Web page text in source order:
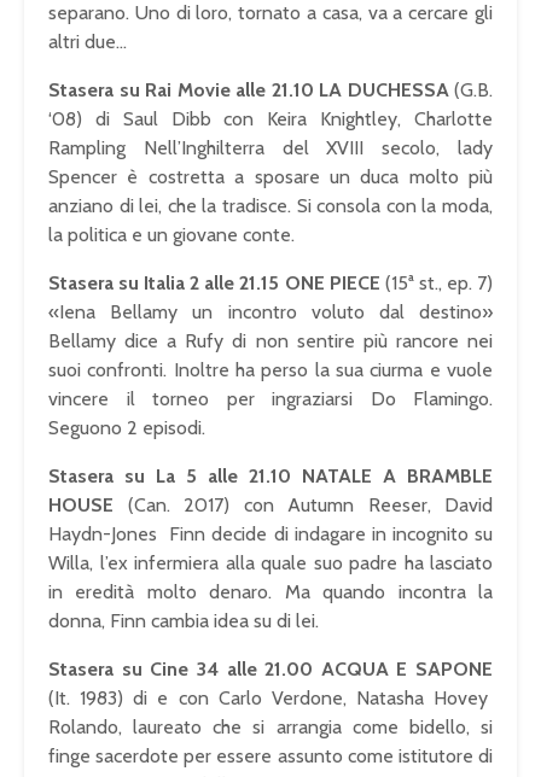
separano. Uno di loro, tornato a casa, va a cercare gli
altri due…
Stasera su Rai Movie alle 21.10 LA DUCHESSA(G.B.
‘08) di Saul Dibb con Keira Knightley, Charlotte
Rampling Nell’Inghilterra del XVIII secolo, lady
Spencer è costretta a sposare un duca molto più
anziano di lei, che la tradisce. Si consola con la moda,
la politica e un giovane conte.
Stasera su Italia 2 alle 21.15 ONE PIECE (15ª st., ep. 7)
«Iena Bellamy un incontro voluto dal destino»
Bellamy dice a Rufy di non sentire più rancore nei
suoi confronti. Inoltre ha perso la sua ciurma e vuole
vincere il torneo per ingraziarsi Do Flamingo.
Seguono 2 episodi.
Stasera su La 5 alle 21.10 NATALE A BRAMBLE
HOUSE (Can. 2017) con Autumn Reeser, David
Haydn-Jones Finn decide di indagare in incognito su
Willa, l’ex infermiera alla quale suo padre ha lasciato
in eredità molto denaro. Ma quando incontra la
donna, Finn cambia idea su di lei.
Stasera su Cine 34 alle 21.00 ACQUA E SAPONE
(It. 1983) di e con Carlo Verdone, Natasha Hovey
Rolando, laureato che si arrangia come bidello, si
finge sacerdote per essere assunto come istitutore di